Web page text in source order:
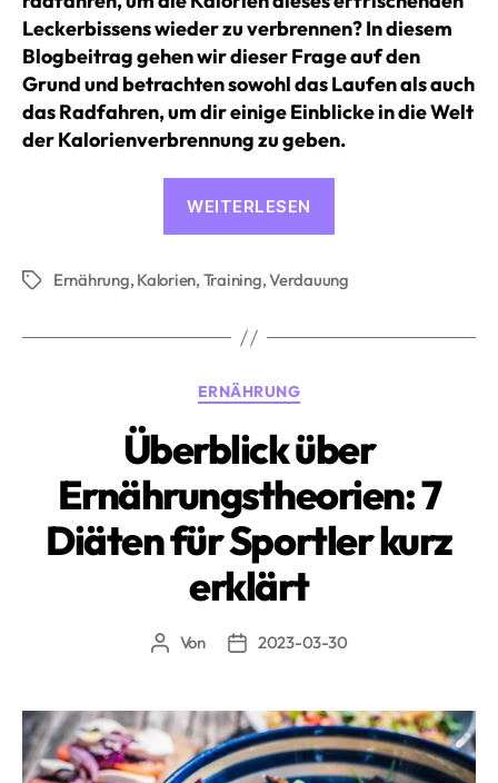
Leckerbissens wieder zu verbrennen? In diesem
Blogbeitrag gehen wir dieser Frage auf den
Grund und betrachten sowohl das Laufen als auch
das Radfahren, um dir einige Einblicke in die Welt
der Kalorienverbrennung zu geben.
WEITERLESEN
du
um
Eises
zu
verbrennen?»
Schlagwörter
Ernährung,Kalorien,Training,Verdauung
Kategorien
ERNÄHRUNG
Überblick über
Ernährungstheorien: 7
Diäten für Sportler kurz
erklärt
Beitragsautor
Von Beitragsdatum
2023-03-30